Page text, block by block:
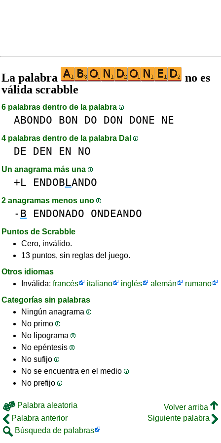
La palabra
no es
válida scrabble
6 palabras dentro de la palabra
ABONDO BON DO DON DONE NE
4 palabras dentro de la palabra DaI
DE DEN EN NO
Un anagrama más una
+L ENDOBLANDO
2 anagramas menos uno
- B ENDONADO ONDEANDO
Puntos de Scrabble
Cero, inválido.
13 puntos, sin reglas del juego.
Otros idiomas
Inválida: francés italiano inglés alemán
rumano
Categorías sin palabras
Ningún anagrama
No primo
No lipograma
No epéntesis
No sufijo
No se encuentra en el medio
No prefijo
Palabra aleatoria
Volver arriba
Palabra anterior
Siguiente palabra
Búsqueda de palabras